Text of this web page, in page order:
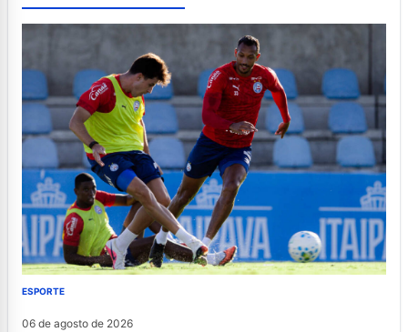
ESPORTE
06 de agosto de 2026